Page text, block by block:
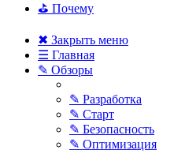
⛳ Почему
✖ Закрыть меню
☰ Главная
✎ Обзоры
✎ Разработка
✎ Старт
✎ Безопасность
✎ Оптимизация